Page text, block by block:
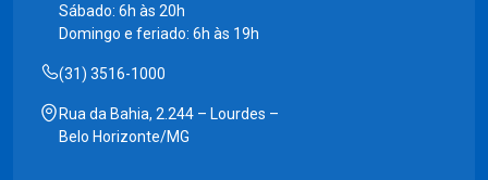
Sábado: 6h às 20h
Domingo e feriado: 6h às 19h
(31) 3516-1000
Rua da Bahia, 2.244 – Lourdes –
Belo Horizonte/MG